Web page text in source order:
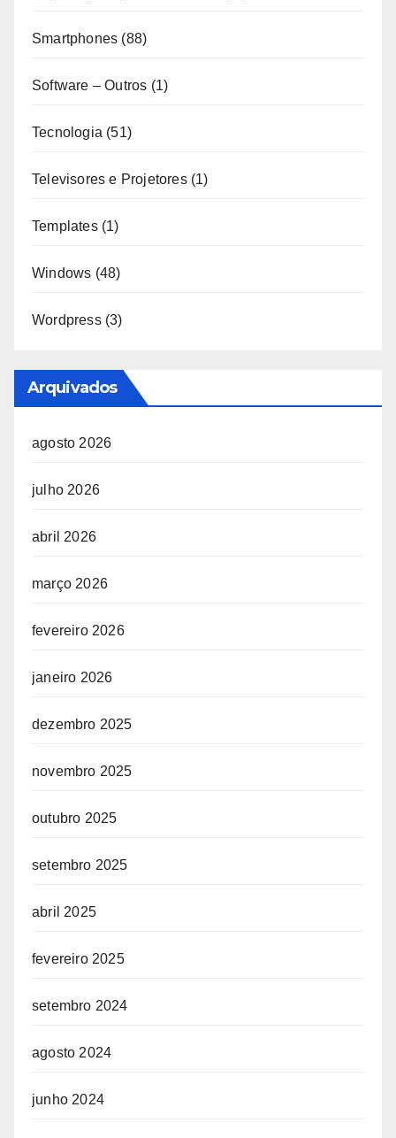
Smartphones (88)
Software – Outros (1)
Tecnologia (51)
Televisores e Projetores(1)
Templates(1)
Windows (48)
Wordpress(3)
Arquivados
agosto 2026
julho 2026
abril 2026
março 2026
fevereiro 2026
janeiro 2026
dezembro 2025
novembro 2025
outubro 2025
setembro 2025
abril 2025
fevereiro 2025
setembro 2024
agosto 2024
junho 2024